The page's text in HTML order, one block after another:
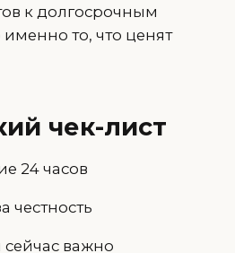
к долгосрочным
то, что ценят
чек-лист
24 часов
честность
важно